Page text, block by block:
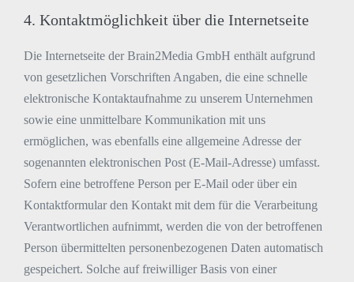
4. Kontaktmöglichkeit über die Internetseite
Die Internetseite der Brain2Media GmbH enthält aufgrund
von gesetzlichen Vorschriften Angaben, die eine schnelle
elektronische Kontaktaufnahme zu unserem Unternehmen
sowie eine unmittelbare Kommunikation mit uns
ermöglichen, was ebenfalls eine allgemeine Adresse der
sogenannten elektronischen Post (E-Mail-Adresse) umfasst.
Sofern eine betroffene Person per E-Mail oder über ein
Kontaktformular den Kontakt mit dem für die Verarbeitung
Verantwortlichen aufnimmt, werden die von der betroffenen
Person übermittelten personenbezogenen Daten automatisch
gespeichert. Solche auf freiwilliger Basis von einer